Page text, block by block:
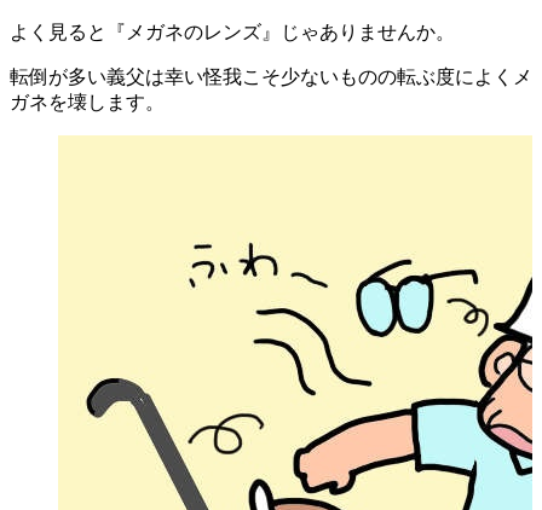
よく見ると『メガネのレンズ』じゃありませんか。
転倒が多い義父は幸い怪我こそ少ないものの転ぶ度によくメ
ガネを壊します。